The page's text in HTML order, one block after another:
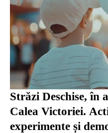
Străzi Deschise, în
Calea Victoriei.
experimente și